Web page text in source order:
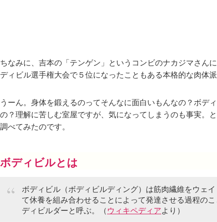
ちなみに、吉本の「テンゲン」というコンビのナカジマさん
ディビル選手権大会で５位になったこともある本格的な肉体
うーん。身体を鍛えるのってそんなに面白いもんなの？ボデ
の？理解に苦しむ室屋ですが、気になってしまうのも事実。
調べてみたのです。
ボディビルとは
ボディビル（ボディビルディング）は筋肉繊維をウェ
て休養を組み合わせることによって発達させる過程の
ディビルダーと呼ぶ。（ ウィキペディアより）